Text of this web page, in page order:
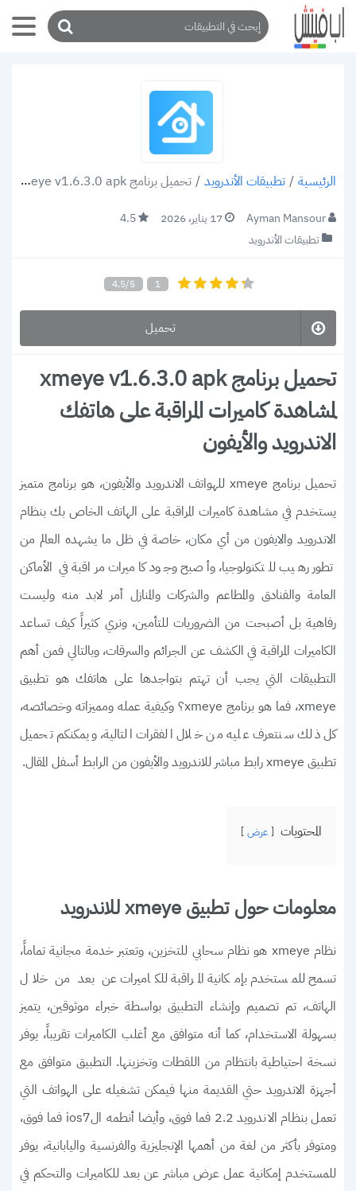
الرئيسية / تطبيقات الأندرويد / تحميل برنامج xmeye v1.6.3.0 apk لمشاهدة كاميرات المراقبة على هاتفك الاندرويد والأيفون
Ayman Mansour 17 يناير، 2026
4.5
تطبيقات الأندرويد
4.5/5 1
تحميل
تحميل برنامج xmeye v1.6.3.0 apk
لمشاهدة كاميرات المراقبة على هاتفك
الاندرويد والأيفون
تحميل برنامج xmeye للهواتف الاندرويد والأيفون، هو برنامج متميز
يستخدم في مشاهدة كاميرات المراقبة على الهاتف الخاص بك بنظام
الاندرويد والايفون من أي مكان، خاصة في ظل ما يشهده العالم من
تطور رهيب للتكنولوجيا، وأصبح وجود كاميرات مراقبة في الأماكن
العامة والفنادق والمطاعم والشركات والمنازل أمر لابد منه وليست
رفاهية بل أصبحت من الضروريات للتأمين، ونري كثيراً كيف تساعد
الكاميرات المراقبة في الكشف عن الجرائم والسرقات، وبالتالي فمن أهم
التطبيقات التي يجب أن تهتم بتواجدها على هاتفك هو تطبيق
xmeye، فما هو برنامج xmeye؟ وكيفية عمله ومميزاته وخصائصه،
كل ذلك سنتعرف عليه من خلال الفقرات التالية، ويمكنكم تحميل
تطبيق xmeye رابط مباشر للاندرويد والأيفون من الرابط أسفل المقال.
المحتويات عرض
معلومات حول تطبيق xmeye للاندرويد
نظام xmeye هو نظام سحابي للتخزين، وتعتبر خدمة مجانية تماماً،
تسمح للمستخدم بإمكانية المراقبة للكاميرات عن بعد من خلال
الهاتف، تم تصميم وإنشاء التطبيق بواسطة خبراء موثوقين، يتميز
بسهولة الاستخدام، كما أنه متوافق مع أغلب الكاميرات تقريباً، يوفر
نسخة احتياطية بانتظام من اللقطات وتخزينها. التطبيق متوافق مع
أجهزة الاندرويد حتي القديمة منها فيمكن تشغيله على الهواتف التي
تعمل بنظام الاندرويد 2.2 فما فوق، وأيضا أنطمه الios7 فما فوق،
ومتوفر بأكثر من لغة من أهمها الإنجليزية والفرنسية واليابانية، يوفر
للمستخدم إمكانية عمل عرض مباشر عن بعد للكاميرات والتحكم في